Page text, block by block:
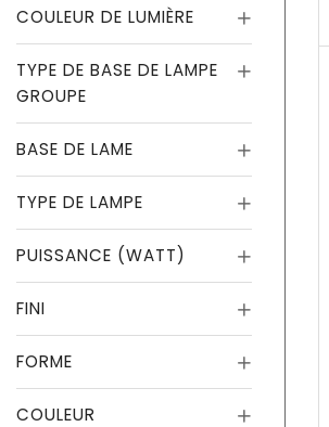
COULEUR DE LUMIÈRE
TYPE DE BASE DE LAMPE
GROUPE
BASE DE LAME
TYPE DE LAMPE
PUISSANCE (WATT)
FINI
FORME
COULEUR